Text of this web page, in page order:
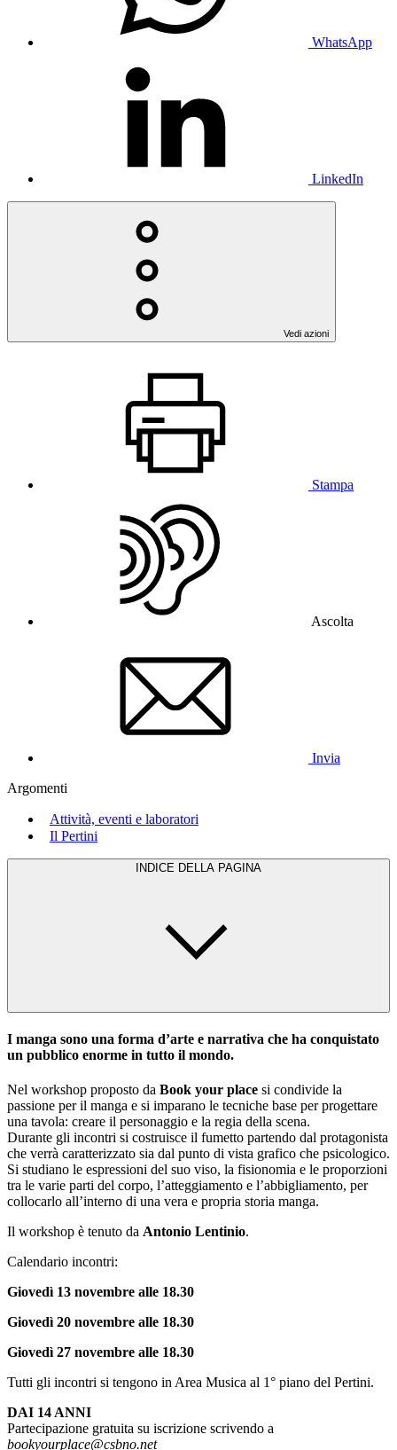
WhatsApp
LinkedIn
Vedi azioni
Stampa
Ascolta
Invia
Argomenti
Attività, eventi e laboratori
Il Pertini
INDICE DELLA PAGINA
I manga sono una forma d’arte e narrativa che ha conquistato
un pubblico enorme in tutto il mondo.
Nel workshop proposto da Book your place si condivide la
passione per il manga e si imparano le tecniche base per progettare
una tavola: creare il personaggio e la regia della scena.
Durante gli incontri si costruisce il fumetto partendo dal protagonista
che verrà caratterizzato sia dal punto di vista grafico che psicologico.
Si studiano le espressioni del suo viso, la fisionomia e le proporzioni
tra le varie parti del corpo, l’atteggiamento e l’abbigliamento, per
collocarlo all’interno di una vera e propria storia manga.
Il workshop è tenuto da Antonio Lentinio.
Calendario incontri:
Giovedì 13 novembre alle 18.30
Giovedì 20 novembre alle 18.30
Giovedì 27 novembre alle 18.30
Tutti gli incontri si tengono in Area Musica al 1° piano del Pertini.
DAI 14 ANNI
Partecipazione gratuita su iscrizione scrivendo a
bookyourplace@csbno.net